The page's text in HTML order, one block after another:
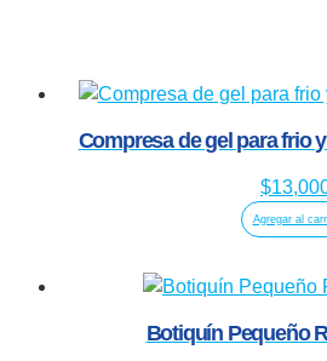
Compresa de gel para frio
$
Agregar al
Botiquín Pequeño